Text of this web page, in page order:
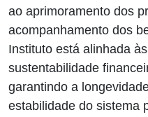
ao aprimoramento dos
acompanhamento dos
Instituto está alinhada
sustentabilidade
garantindo a
estabilidade do sistema